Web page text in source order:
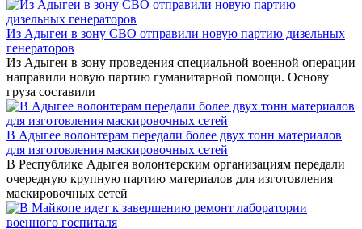
Из Адыгеи в зону СВО отправили новую партию дизельных
генераторов
Из Адыгеи в зону проведения специальной военной операции
направили новую партию гуманитарной помощи. Основу
груза составили
В Адыгее волонтерам передали более двух тонн материалов
для изготовления маскировочных сетей
В Республике Адыгея волонтерским организациям передали
очередную крупную партию материалов для изготовления
маскировочных сетей